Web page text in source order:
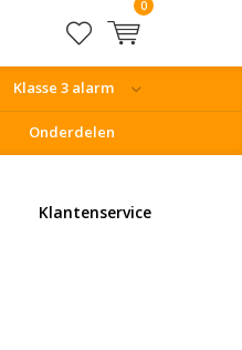
0
Klasse 3 alarm
Onderdelen
Klantenservice